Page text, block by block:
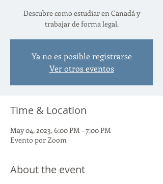
Descubre como estudiar en Canadá y
trabajar de forma legal.
Ya no es posible registrarse
Ver otros eventos
Time & Location
May 04, 2023, 6:00 PM – 7:00 PM
Evento por Zoom
About the event